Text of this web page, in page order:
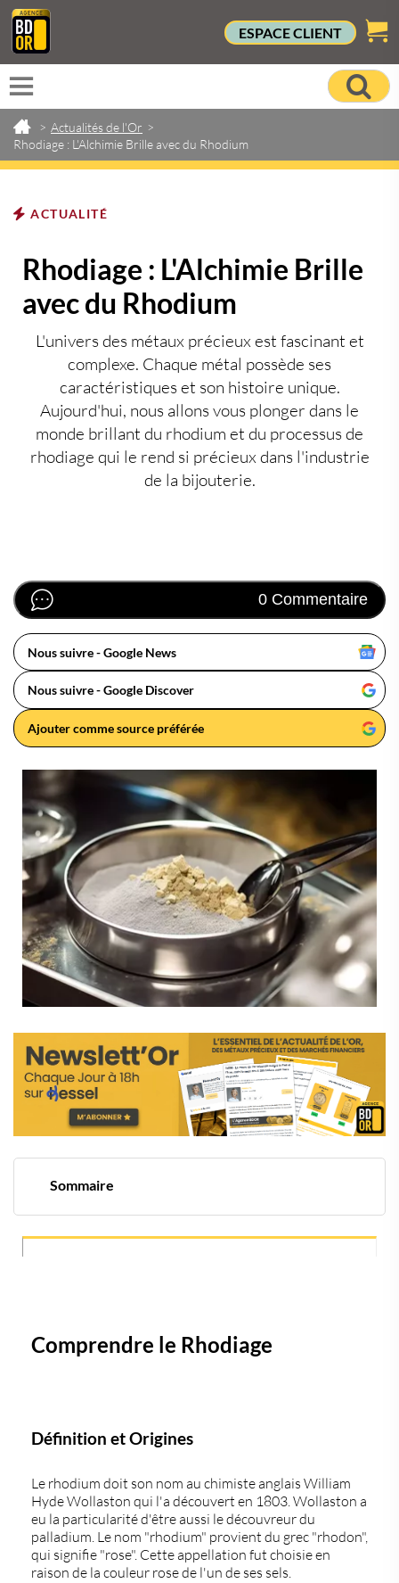
ESPACE CLIENT
> Actualités de l'Or >
Rhodiage : L'Alchimie Brille avec du Rhodium
ACTUALITÉ
Rhodiage : L'Alchimie Brille
avec du Rhodium
L'univers des métaux précieux est fascinant et
complexe. Chaque métal possède ses
caractéristiques et son histoire unique.
Aujourd'hui, nous allons vous plonger dans le
monde brillant du rhodium et du processus de
rhodiage qui le rend si précieux dans l'industrie
de la bijouterie.
0 Commentaire
Nous suivre - Google News
Nous suivre - Google Discover
Ajouter comme source préférée
Sommaire
Comprendre le Rhodiage
Définition et Origines
Le rhodium doit son nom au chimiste anglais William
Hyde Wollaston qui l'a découvert en 1803. Wollaston a
eu la particularité d'être aussi le découvreur du
palladium. Le nom "rhodium" provient du grec "rhodon",
qui signifie "rose". Cette appellation fut choisie en
raison de la couleur rose de l'un de ses sels.